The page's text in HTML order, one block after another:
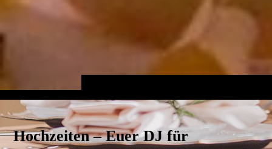
Hochzeiten – Euer DJ für